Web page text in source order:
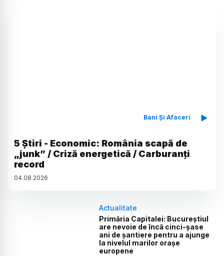
Bani Și Afaceri
5 Știri - Economic: România scapă de
„junk” / Criză energetică / Carburanți
record
04.08.2026
Actualitate
Primăria Capitalei: Bucureștiul
are nevoie de încă cinci-șase
ani de șantiere pentru a ajunge
la nivelul marilor orașe
europene